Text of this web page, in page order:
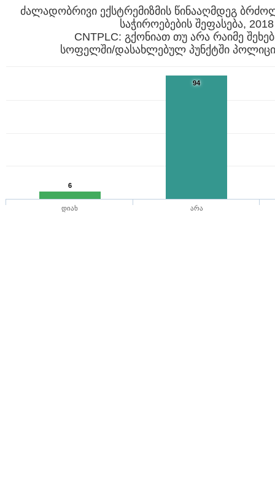
ძალადობრივი ექსტრემიზმის წინააღმდეგ
საჭიროებების შეფასება, 2018
CNTPLC: გქონიათ თუ არა რაიმე
6
94
დიახ არა